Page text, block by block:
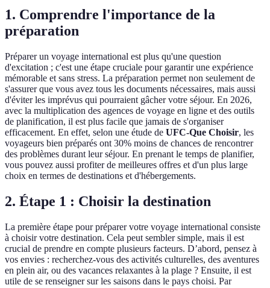
1. Comprendre l'importance de la
préparation
Préparer un voyage international est plus qu'une question
d'excitation ; c'est une étape cruciale pour garantir une expérience
mémorable et sans stress. La préparation permet non seulement de
s'assurer que vous avez tous les documents nécessaires, mais aussi
d'éviter les imprévus qui pourraient gâcher votre séjour. En 2026,
avec la multiplication des agences de voyage en ligne et des outils
de planification, il est plus facile que jamais de s'organiser
efficacement. En effet, selon une étude de UFC-Que Choisir, les
voyageurs bien préparés ont 30% moins de chances de rencontrer
des problèmes durant leur séjour. En prenant le temps de planifier,
vous pouvez aussi profiter de meilleures offres et d'un plus large
choix en termes de destinations et d'hébergements.
2. Étape 1 : Choisir la destination
La première étape pour préparer votre voyage international consiste
à choisir votre destination. Cela peut sembler simple, mais il est
crucial de prendre en compte plusieurs facteurs. D’abord, pensez à
vos envies : recherchez-vous des activités culturelles, des aventures
en plein air, ou des vacances relaxantes à la plage ? Ensuite, il est
utile de se renseigner sur les saisons dans le pays choisi. Par